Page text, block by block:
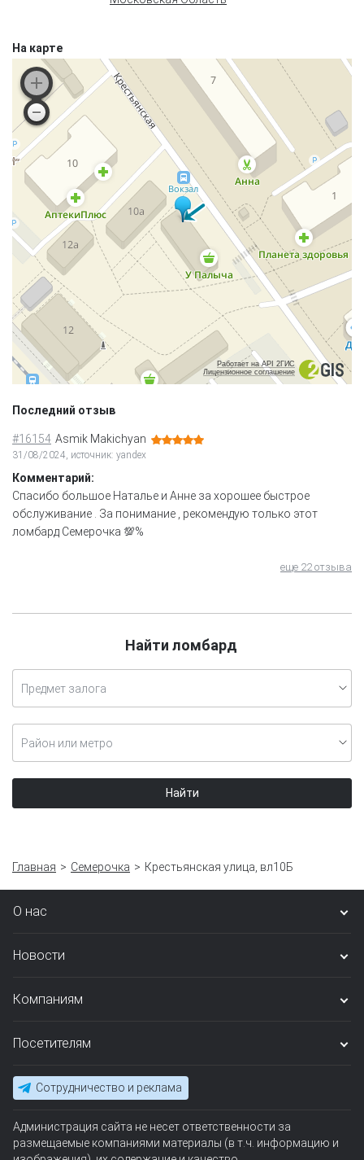
На карте
Работает на API 2ГИС
Лицензионное соглашение
Последний отзыв
#16154 Asmik Makichyan
31/08/2024, источник: yandex
Комментарий:
Спасибо большое Наталье и Анне за хорошее быстрое
обслуживание . За понимание , рекомендую только этот
ломбард Семерочка 💯%
еще 22 отзыва
Найти ломбард
Предмет залога
Район или метро
Найти
Главная Семерочка Крестьянская улица, вл10Б
О нас
Новости
Компаниям
Посетителям
Сотрудничество и реклама
Администрация сайта не несет ответственности за
размещаемые компаниями материалы (в т.ч. информацию и